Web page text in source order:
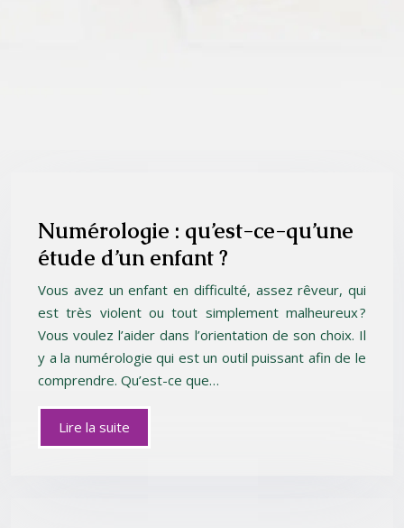
Numérologie : qu’est-ce-qu’une
étude d’un enfant ?
Vous avez un enfant en difficulté, assez rêveur, qui
est très violent ou tout simplement malheureux ?
Vous voulez l’aider dans l’orientation de son choix. Il
y a la numérologie qui est un outil puissant afin de le
comprendre. Qu’est-ce que…
Lire la suite